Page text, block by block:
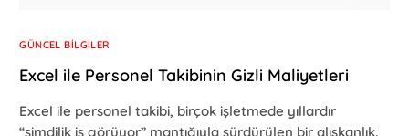
GÜNCEL BILGILER
Excel ile Personel Takibinin Gizli Maliyetleri
Excel ile personel takibi, birçok işletmede yıllardır
“şimdilik iş görüyor” mantığıyla sürdürülen bir alışkanlık.